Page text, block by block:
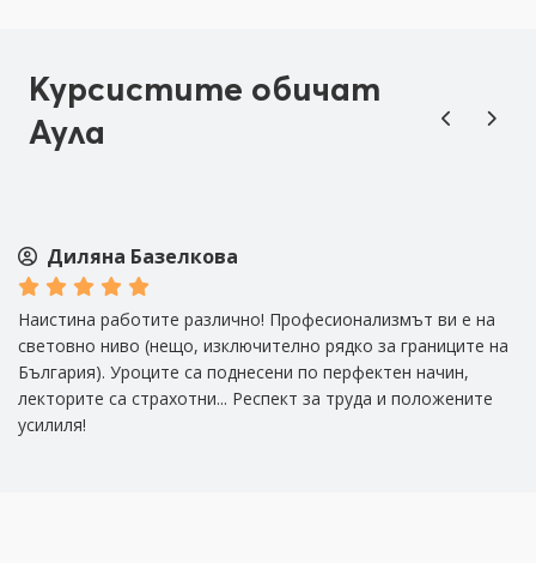
Курсистите обичат
Аула
Диляна Базелкова
Наистина работите различно! Професионализмът ви е на
световно ниво (нещо, изключително рядко за границите на
България). Уроците са поднесени по перфектен начин,
лекторите са страхотни... Респект за труда и положените
усилиля!